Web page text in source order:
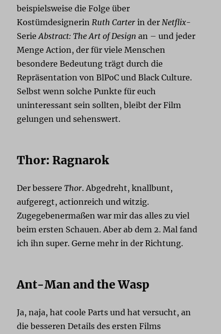
beispielsweise die Folge über
Kostümdesignerin Ruth Carter in der Netflix-
SerieAbstract: The Art of Design an – und jeder
Menge Action, der für viele Menschen
besondere Bedeutung trägt durch die
Repräsentation von BlPoC und Black Culture.
Selbst wenn solche Punkte für euch
uninteressant sein sollten, bleibt der Film
gelungen und sehenswert.
Thor: Ragnarok
Der bessereThor. Abgedreht, knallbunt,
aufgeregt, actionreich und witzig.
Zugegebenermaßen war mir das alles zu viel
beim ersten Schauen. Aber ab dem 2. Mal fand
ich ihn super. Gerne mehr in der Richtung.
Ant-Man and the Wasp
Ja, naja, hat coole Parts und hat versucht, an
die besseren Details des ersten Films